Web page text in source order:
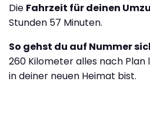
Die Fahrzeit für deinen
Stunden 57 Minuten.
So gehst du auf Nummer
260 Kilometer alles nach
in deiner neuen Heimat bist.